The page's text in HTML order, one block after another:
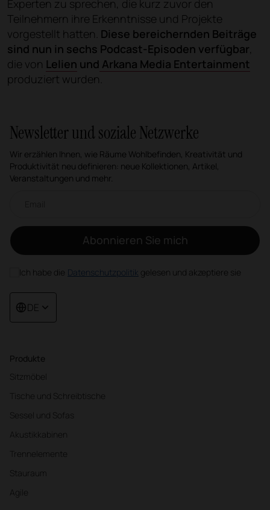
Experten zu sprechen, die kurz zuvor den
Teilnehmern ihre Erkenntnisse und Projekte
vorgestellt hatten. Diese bereichernden Beiträge
sind nun in sechs Podcast-Episoden verfügbar,
die von Lelien und Arkana Media Entertainment
produziert wurden.
Produkte
Sitzmöbel
Tische und Schreibtische
Sessel und Sofas
Akustikkabinen
Trennelemente
Stauraum
Agile
Newsletter und soziale Netzwerke
Wir erzählen Ihnen, wie Räume Wohlbefinden, Kreativität und
Produktivität neu definieren: neue Kollektionen, Artikel,
Veranstaltungen und mehr.
Abonnieren Sie mich
Ich habe die Datenschutzpolitik gelesen und akzeptiere sie
DE